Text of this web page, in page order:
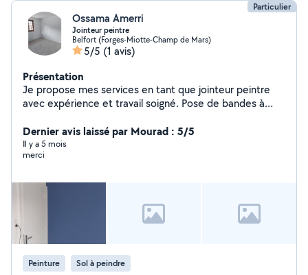
Particulier
Ossama Amerri
Jointeur peintre
Belfort (Forges-Miotte-Champ de Mars)
5/5 (1 avis)
Présentation
Je propose mes services en tant que jointeur peintre
avec expérience et travail soigné. Pose de bandes à
Finitions propres et travail sérieux
Dernier avis laissé par Mourad : 5/5
Il y a 5 mois
merci
Peinture Sol à peindre